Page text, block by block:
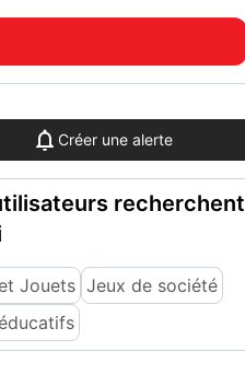
Créer une alerte
recherchent
Jouets Jeux de société